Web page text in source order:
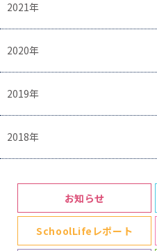
2021年
2020年
2019年
2018年
お知らせ
SchoolLifeレポート